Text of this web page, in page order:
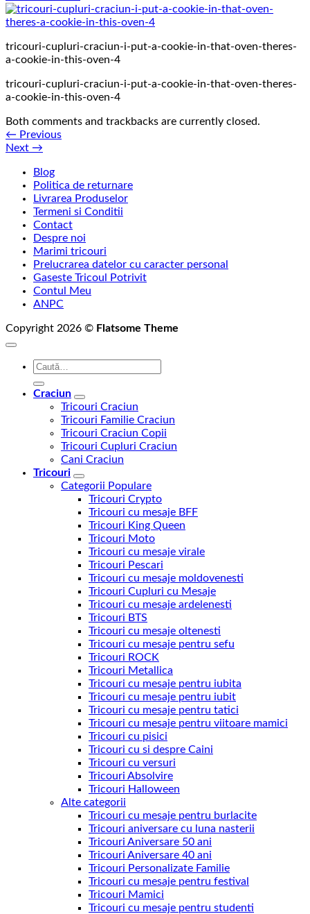
tricouri-cupluri-craciun-i-put-a-cookie-in-that-oven-theres-
a-cookie-in-this-oven-4
tricouri-cupluri-craciun-i-put-a-cookie-in-that-oven-theres-
a-cookie-in-this-oven-4
Both comments and trackbacks are currently closed.
← Previous
Next →
Blog
Politica de returnare
Livrarea Produselor
Termeni si Conditii
Contact
Despre noi
Marimi tricouri
Prelucrarea datelor cu caracter personal
Gaseste Tricoul Potrivit
Contul Meu
ANPC
Copyright 2026 © Flatsome Theme
Caută
Craciun
Tricouri Craciun
Tricouri Familie Craciun
Tricouri Craciun Copii
Tricouri Cupluri Craciun
Cani Craciun
Tricouri
Categorii Populare
Tricouri Crypto
Tricouri cu mesaje BFF
Tricouri King Queen
Tricouri Moto
Tricouri cu mesaje virale
Tricouri Pescari
Tricouri cu mesaje moldovenesti
Tricouri Cupluri cu Mesaje
Tricouri cu mesaje ardelenesti
Tricouri BTS
Tricouri cu mesaje oltenesti
Tricouri cu mesaje pentru sefu
Tricouri ROCK
Tricouri Metallica
Tricouri cu mesaje pentru iubita
Tricouri cu mesaje pentru iubit
Tricouri cu mesaje pentru tatici
Tricouri cu mesaje pentru viitoare mamici
Tricouri cu pisici
Tricouri cu si despre Caini
Tricouri cu versuri
Tricouri Absolvire
Tricouri Halloween
Alte categorii
Tricouri cu mesaje pentru burlacite
Tricouri aniversare cu luna nasterii
Tricouri Aniversare 50 ani
Tricouri Aniversare 40 ani
Tricouri Personalizate Familie
Tricouri cu mesaje pentru festival
Tricouri Mamici
Tricouri cu mesaje pentru studenti